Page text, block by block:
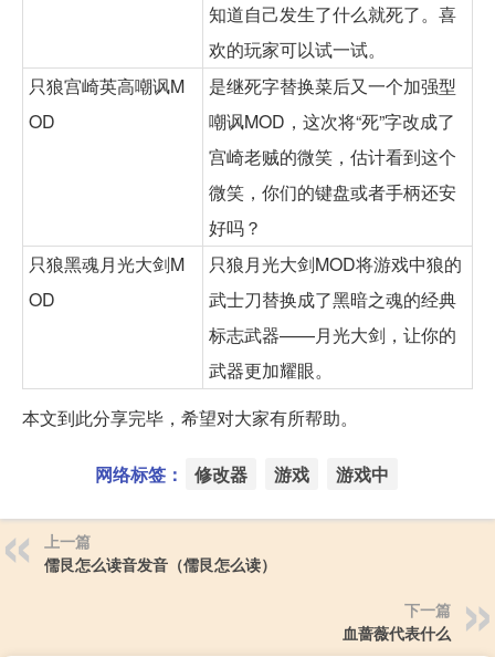
知道自己发生了什么就死了。喜
欢的玩家可以试一试。
只狼宫崎英高嘲讽M
OD
是继死字替换菜后又一个加强型
嘲讽MOD，这次将“死”字改成了
宫崎老贼的微笑，估计看到这个
微笑，你们的键盘或者手柄还安
好吗？
只狼黑魂月光大剑M
OD
只狼月光大剑MOD将游戏中狼的
武士刀替换成了黑暗之魂的经典
标志武器——月光大剑，让你的
武器更加耀眼。
本文到此分享完毕，希望对大家有所帮助。
网络标签： 修改器 游戏 游戏中
上一篇
儒艮怎么读音发音（儒艮怎么读）
下一篇
血蔷薇代表什么